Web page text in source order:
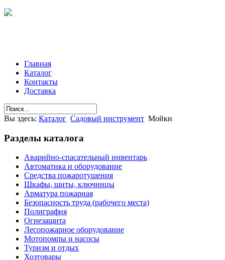
Главная
Каталог
Контакты
Доставка
Вы здесь: Каталог Садовый инструмент Мойки
Разделы каталога
Аварийно-спасательный инвентарь
Автоматика и оборудование
Средства пожаротушения
Шкафы, щиты, ключницы
Арматура пожарная
Безопасность труда (рабочего места)
Полиграфия
Огнезащита
Лесопожарное оборудование
Мотопомпы и насосы
Туризм и отдых
Хозтовары